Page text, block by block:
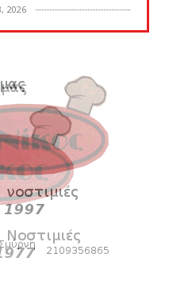
2026
2026
Talks» (video)
2026
21:00